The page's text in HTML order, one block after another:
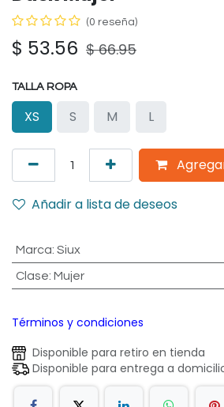
(0 reseña)
$ 53.56 $66.95
TALLA ROPA
XS S M L
Añadir a lista de deseos
Marca: Siux
Clase: Mujer
Términos y condiciones
Disponible para retiro en tienda
Disponible para entrega a